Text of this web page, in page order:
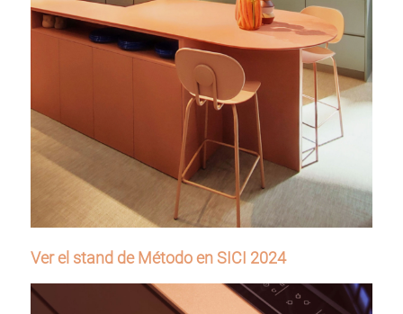
Ver el stand de Método en SICI 2024